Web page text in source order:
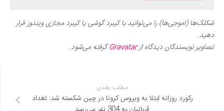
شکلک‌ها (اموجی‌ها) را می‌توانید با کیبرد گوشی یا کیبرد مجازی ویندوز قرار
دهید.
تصاویر نویسندگان دیدگاه ازGravatarگرفته می‌شود.
مطلب بعدی
رکورد روزانه ابتلا به ویروس کرونا در چین شکسته شد: تعداد